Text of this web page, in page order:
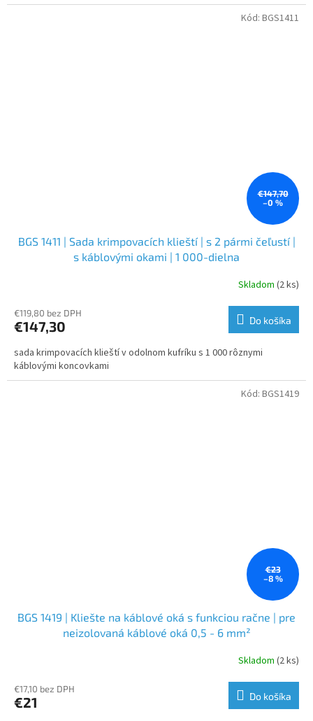
€147,70
–0 %
BGS 1411 | Sada krimpovacích klieští | s 2 pármi čeľustí |
s káblovými okami | 1 000-dielna
Skladom (2 ks)
€119,80 bez DPH
€147,30 Do košíka
sada krimpovacích klieští v odolnom kufríku s 1 000 rôznymi
káblovými koncovkami
Kód: BGS1411
€23
–8 %
BGS 1419 | Kliešte na káblové oká s funkciou račne | pre
neizolovaná káblové oká 0,5 - 6 mm²
Skladom (2 ks)
€17,10 bez DPH
€21 Do košíka
Kód: BGS1419